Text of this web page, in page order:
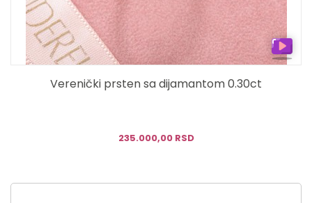
Verenički prsten sa dijamantom 0.30ct
235.000,00 RSD